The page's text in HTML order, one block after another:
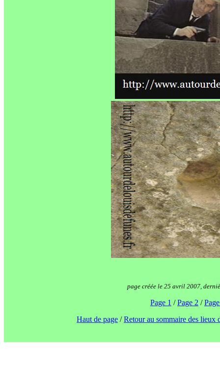
page créée le 25 avril 2007,
Page 1 /Page 2 /
Haut de page /Retour au sommaire des lieux